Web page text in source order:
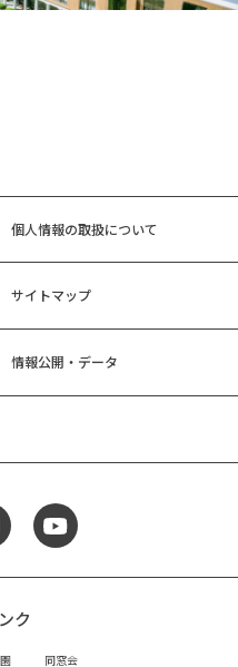
個人情報の取扱について
サイトマップ
情報公開・データ
ク
同窓会